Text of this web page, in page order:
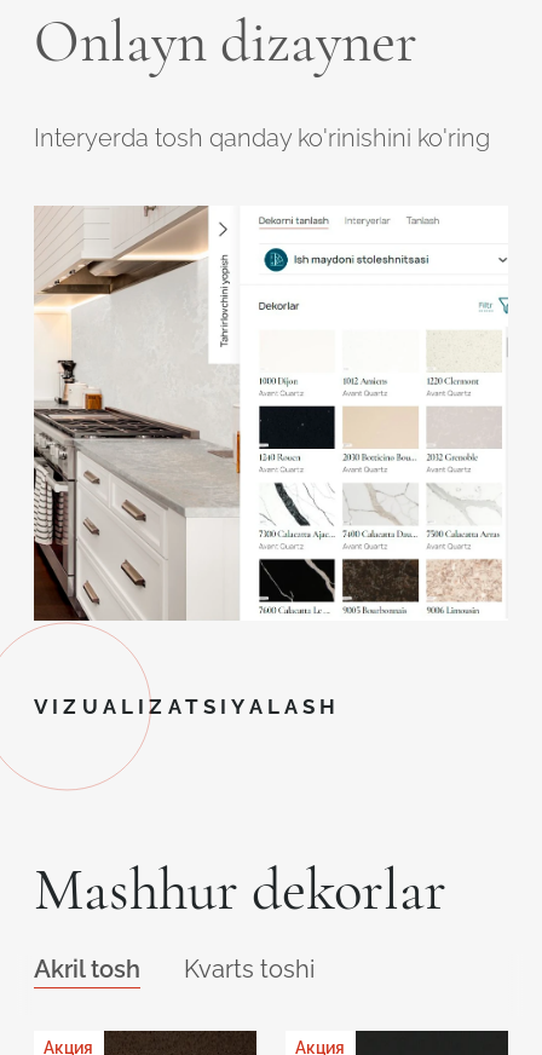
Onlayn dizayner
Interyerda tosh qanday ko'rinishini ko'ring
VIZUALIZATSIYALASH
Mashhur dekorlar
Akril tosh Kvarts toshi
Акция Акция
Акция Акция